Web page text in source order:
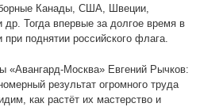
Канады, США, Швеции,
Тогда впервые за долгое время в
поднятии российского флага.
«Авангард-Москва» Евгений Рычков:
результат огромного труда
как растёт их мастерство и